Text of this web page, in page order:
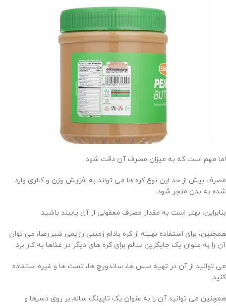
اما مهم است که به میزان مصرف آن دقت شود.
مصرف بیش از حد این نوع کره ها می تواند به افزایش وزن و کالری وارد
شده به بدن منجر شود.
بنابراین، بهتر است به مقدار مصرف معقولی از آن پایبند باشید.
همچنین، برای استفاده بهینه از کره بادام زمینی رژیمی شیررضا، می توان
آن را به عنوان یک جایگزین سالم برای کره های دیگر در غذاها به کار برد.
می توانید از آن در تهیه سس ها، ساندویچ ها، تست ها و غیره استفاده
کنید.
همچنین می توانید آن را به عنوان یک تاپینگ سالم بر روی دسرها و